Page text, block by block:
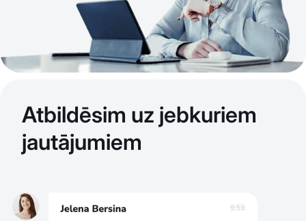
Atbildēsim uz jebkuriem
jautājumiem